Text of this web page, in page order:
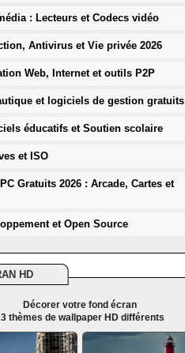
: Lecteurs et Codecs vidéo
Antivirus et Vie privée 2026
Web, Internet et outils P2P
et logiciels de gestion gratuits
éducatifs et Soutien scolaire
et ISO
Gratuits 2026 : Arcade, Cartes et
et Open Source
HD
Décorer votre fond écran
thèmes de wallpaper HD différents